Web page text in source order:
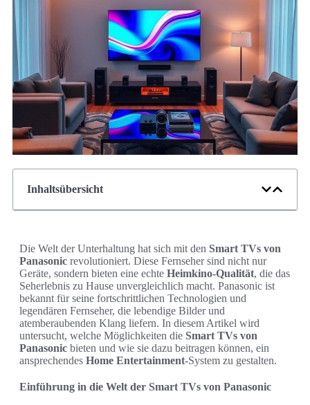
Inhaltsübersicht
Die Welt der Unterhaltung hat sich mit den Smart TVs von
Panasonic revolutioniert. Diese Fernseher sind nicht nur
Geräte, sondern bieten eine echte Heimkino-Qualität, die das
Seherlebnis zu Hause unvergleichlich macht. Panasonic ist
bekannt für seine fortschrittlichen Technologien und
legendären Fernseher, die lebendige Bilder und
atemberaubenden Klang liefern. In diesem Artikel wird
untersucht, welche Möglichkeiten die Smart TVs von
Panasonic bieten und wie sie dazu beitragen können, ein
ansprechendes Home Entertainment-System zu gestalten.
Einführung in die Welt der Smart TVs von Panasonic